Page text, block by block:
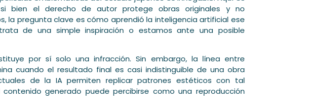
bien el derecho de autor protege obras originales y no
la pregunta clave es cómo aprendió la inteligencia artificial ese
de una simple inspiración o estamos ante una posible
por sí solo una infracción. Sin embargo, la línea entre
cuando el resultado final es casi indistinguible de una obra
de la IA permiten replicar patrones estéticos con tal
generado puede percibirse como una reproducción